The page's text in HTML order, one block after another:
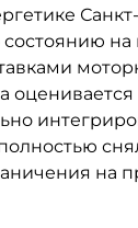
на
оценивается
на